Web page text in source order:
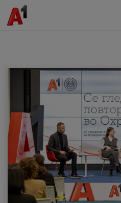
МК SQ
Приватни Деловни
Поддршка